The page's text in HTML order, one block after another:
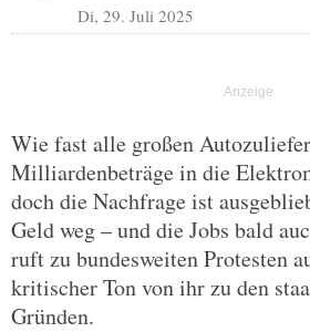
Di, 29. Juli 2025
Wie fast alle großen
Milliardenbeträge in die
doch die Nachfrage ist
Geld weg – und die Jobs bald
ruft zu bundesweiten Protesten
kritischer Ton von ihr zu den
Gründen.